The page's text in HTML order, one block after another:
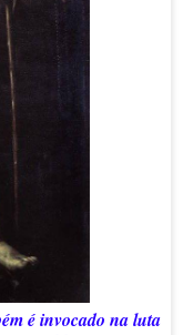
é invocado na luta